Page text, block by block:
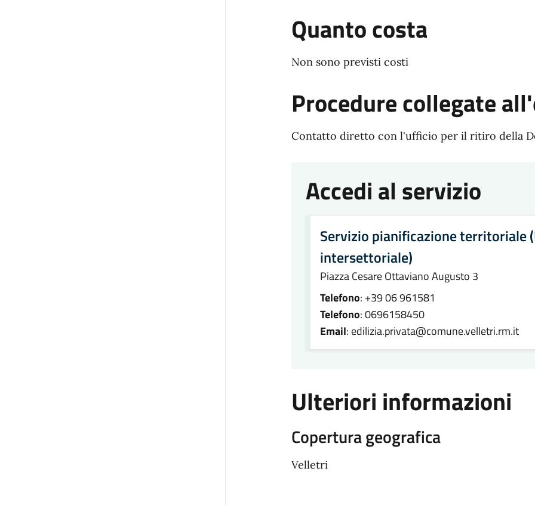
Quanto costa
Non sono previsti costi
Procedure collegate
Contatto diretto con l'ufficio per il ritiro della
Accedi al servizio
Servizio pianificazione territoriale
intersettoriale)
Piazza Cesare Ottaviano Augusto 3
Telefono: +39 06 961581
Telefono: 0696158450
Email: edilizia.privata@comune.velletri.rm.it
Ulteriori informazioni
Copertura geografica
Velletri